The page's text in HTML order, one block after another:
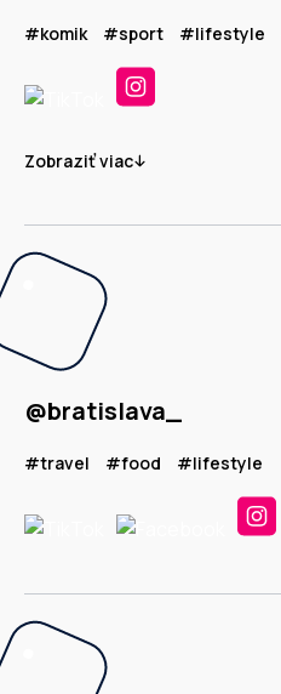
#komik #sport #lifestyle
Zobraziť viac
@bratislava_
#travel #food #lifestyle